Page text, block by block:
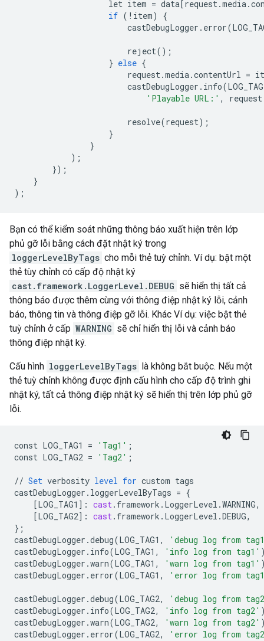
let item = data [request.media.
if ( ! item)
{
castDebugLogger . error(
reject();
} else {
request.media.contentUrl =
castDebugLogger . info(LOG_TAG
'Playable URL:' , request
resolve(request);
}
}
);
});
}
);
Bạn có thể kiểm soát những thông báo xuất hiện trên lớp
phủ gỡ lỗi bằng cách đặt nhật ký trong
loggerLevelByTags cho mỗi thẻ tuỳ chỉnh. Ví dụ: bật một
thẻ tùy chỉnh có cấp độ nhật ký
cast.framework.LoggerLevel.DEBUG sẽ hiển thị tất cả
thông báo được thêm cùng với thông điệp nhật ký lỗi, cảnh
báo, thông tin và thông điệp gỡ lỗi. Khác Ví dụ: việc bật thẻ
tuỳ chỉnh ở cấp WARNING sẽ chỉ hiển thị lỗi và cảnh báo
thông điệp nhật ký.
Cấu hình loggerLevelByTags
là không bắt buộc. Nếu một
thẻ tuỳ chỉnh không được định cấu hình cho cấp độ trình ghi
nhật ký, tất cả thông điệp nhật ký sẽ hiển thị trên lớp phủ gỡ
lỗi.
const LOG_TAG1 = 'Tag1' ;
const LOG_TAG2 = 'Tag2' ;
// Set verbosity level for custom tags
castDebugLogger . loggerLevelByTags = {
[LOG_TAG1 ] : cast. framework . LoggerLevel .WARNING,
[LOG_TAG2] : cast. framework . LoggerLevel .DEBUG,
} ;
castDebugLogger .debug(LOG_TAG1 ,
'debug log from
castDebugLogger . info(LOG_TAG1 , 'info log from tag1'
castDebugLogger .warn(LOG_TAG1 , 'warn log from tag1'
castDebugLogger . error(LOG_TAG1 , 'error log from
castDebugLogger .debug(LOG_TAG2,
'debug log from
castDebugLogger . info(LOG_TAG2, 'info log from tag2'
castDebugLogger .warn(LOG_TAG2, 'warn log from tag2'
castDebugLogger . error(LOG_TAG2, 'error log from